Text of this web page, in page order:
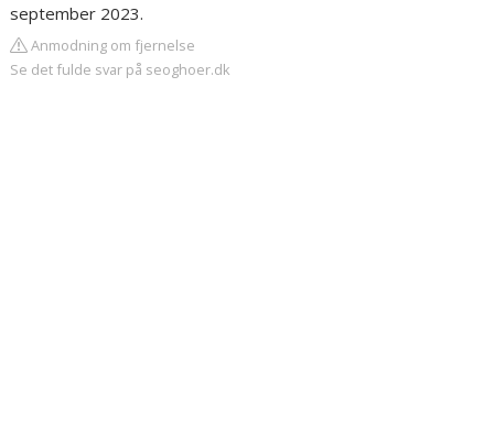
september 2023.
Anmodning om fjernelse
Se det fulde svar på seoghoer.dk